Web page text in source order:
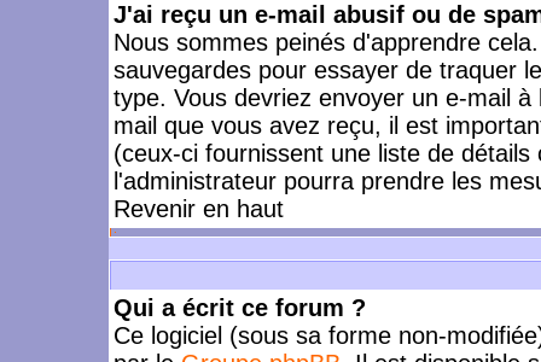
J'ai reçu un e-mail abusif ou de
Nous sommes peinés d'apprendre
sauvegardes pour essayer de traquer
type. Vous devriez envoyer un e-mail
mail que vous avez reçu, il est
(ceux-ci fournissent une liste de
l'administrateur pourra prendre les
Revenir en haut
Qui a écrit ce forum ?
Ce logiciel (sous sa forme non-